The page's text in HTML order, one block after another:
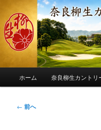
ン
コ
ン
へ
奈良柳生カン
ブログ
季節の話題、クラブの出来事
筆、喜怒哀楽などを気まぐれに
ホーム 奈良柳生カントリ
投
← 前へ